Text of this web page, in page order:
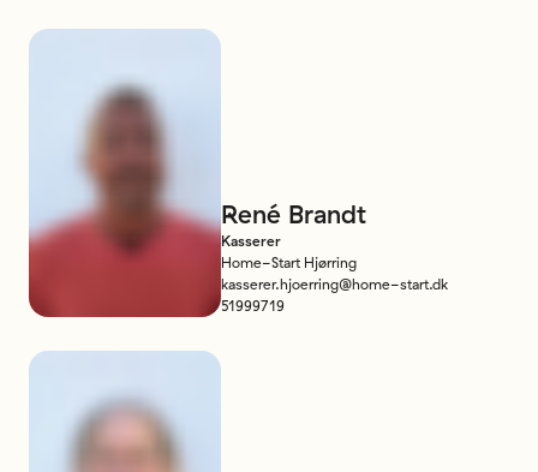
René Brandt
Kasserer
Home-Start Hjørring
kasserer.hjoerring@home-start.dk
51999719